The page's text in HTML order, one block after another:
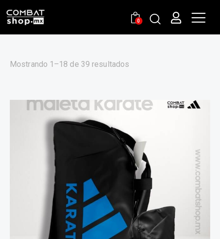
0
Mostrando 1–18 de 39 resultados